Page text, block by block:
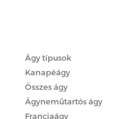
Ágy típusok
Kanapéágy
Összes ágy
Ágyneműtartós ágy
Franciaágy